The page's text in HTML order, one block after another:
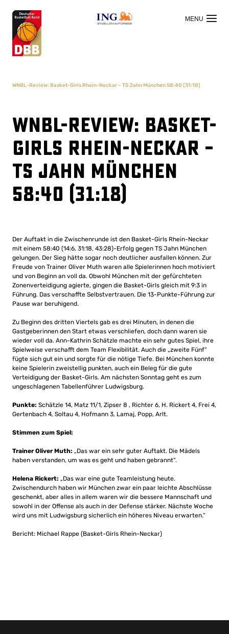
OFFIZIELLER HAUPTSPONSOR
WNBL-Review: Basket-Girls Rhein-Neckar – TS Jahn München 58:40 (31:18)
WNBL-Review: Basket-
Girls Rhein-Neckar –
TS Jahn München
58:40 (31:18)
Der Auftakt in die Zwischenrunde ist den Basket-Girls Rhein-Neckar
mit einem 58:40 (14:6, 31:18, 43:28)-Erfolg gegen TS Jahn München
gelungen. Der Sieg hätte sogar noch deutlicher ausfallen können. Zur
Freude von Trainer Oliver Muth waren alle Spielerinnen hoch motiviert
und von Beginn an voll da. Obwohl München mit der gefürchteten
Zonenverteidigung agierte, gingen die Basket-Girls gleich mit 9:3 in
Führung. Das verschaffte Selbstvertrauen. Die 13-Punkte-Führung zur
Pause war beruhigend.
Zu Beginn des dritten Viertels gab es drei Minuten, in denen die
Gastgeberinnen den Start etwas verschliefen, doch dann waren sie
wieder voll da. Ann-Kathrin Schätzle machte ein sehr gutes Spiel, ihre
Spielweise verschafft dem Team Flexibilität. Auch die „zweite Fünf“
fügte sich gut ein und sorgte für die nötige Tiefe. Bei München konnte
keine Spielerin zweistellig punkten, auch ein Beleg für die gute
Verteidigung der Basket-Girls. Am nächsten Sonntag geht es zum
ungeschlagenen Tabellenführer Ludwigsburg.
Punkte: Schätzle 14, Matz 11/1, Zipser 8 , Richter 6, H. Rickert 4, Frei 4,
Gertenbach 4, Soltau 4, Hofmann 3, Lamaj, Popp, Arlt.
Stimmen zum Spiel:
Trainer Oliver Muth: „Das war ein sehr guter Auftakt. Die Mädels
haben verstanden, um was es geht und haben gebrannt“.
Helena Rickert: „Das war eine gute Teamleistung heute.
Zwischendurch haben wir München zwar ein paar leichte Abschlüsse
geschenkt, aber alles in allem waren wir die bessere Mannschaft und
sowohl in der Offense als auch in der Defense stärker. Nächste Woche
wird uns mit Ludwigsburg sicherlich ein höheres Niveau erwarten.“
Bericht: Michael Rappe (Basket-Girls Rhein-Neckar)